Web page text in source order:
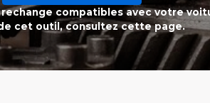
compatibles avec votre
cet outil, consultez cette page.